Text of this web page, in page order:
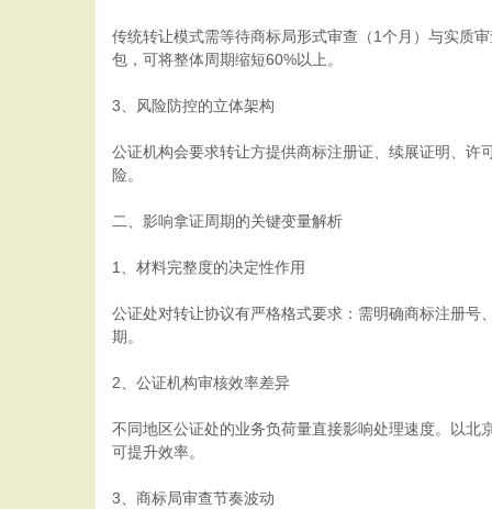
传统转让模式需等待商标局形式审查（1个月）与实质
包，可将整体周期缩短60%以上。
3、风险防控的立体架构
公证机构会要求转让方提供商标注册证、续展证明、
险。
二、影响拿证周期的关键变量解析
1、材料完整度的决定性作用
公证处对转让协议有严格格式要求：需明确商标注册
期。
2、公证机构审核效率差异
不同地区公证处的业务负荷量直接影响处理速度。以
可提升效率。
3、商标局审查节奏波动